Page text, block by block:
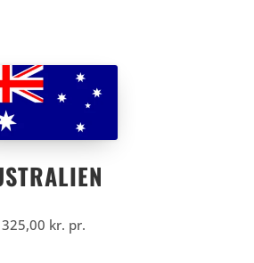
325,00 kr. pr.